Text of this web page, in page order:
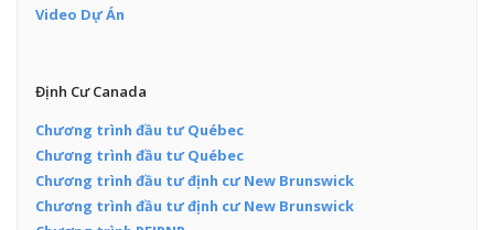
Video Dự Án
Định Cư Canada
Chương trình đầu tư Québec
Chương trình đầu tư Québec
Chương trình đầu tư định cư New Brunswick
Chương trình đầu tư định cư New Brunswick